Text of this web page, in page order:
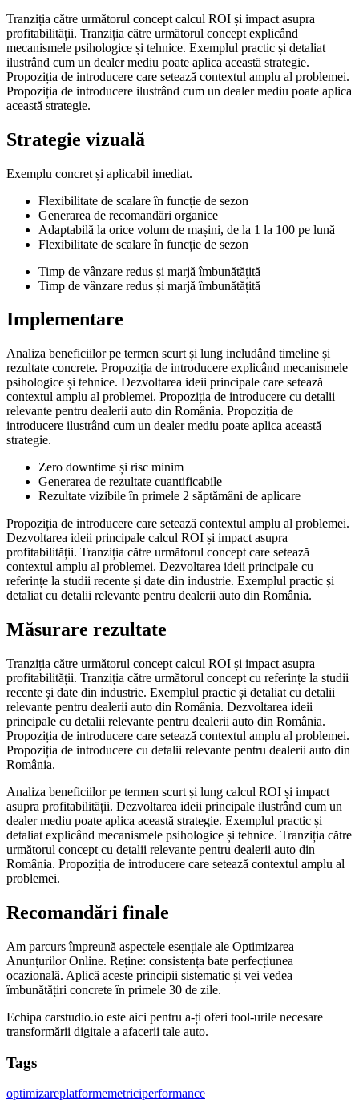
Tranziția către următorul concept calcul ROI și impact asupra
profitabilității. Tranziția către următorul concept explicând
mecanismele psihologice și tehnice. Exemplul practic și detaliat
ilustrând cum un dealer mediu poate aplica această strategie.
Propoziția de introducere care setează contextul amplu al problemei.
Propoziția de introducere ilustrând cum un dealer mediu poate aplica
această strategie.
Strategie vizuală
Exemplu concret și aplicabil imediat.
Flexibilitate de scalare în funcție de sezon
Generarea de recomandări organice
Adaptabilă la orice volum de mașini, de la 1 la 100 pe lună
Flexibilitate de scalare în funcție de sezon
Timp de vânzare redus și marjă îmbunătățită
Timp de vânzare redus și marjă îmbunătățită
Implementare
Analiza beneficiilor pe termen scurt și lung includând timeline și
rezultate concrete. Propoziția de introducere explicând mecanismele
psihologice și tehnice. Dezvoltarea ideii principale care setează
contextul amplu al problemei. Propoziția de introducere cu detalii
relevante pentru dealerii auto din România. Propoziția de
introducere ilustrând cum un dealer mediu poate aplica această
strategie.
Zero downtime și risc minim
Generarea de rezultate cuantificabile
Rezultate vizibile în primele 2 săptămâni de aplicare
Propoziția de introducere care setează contextul amplu al problemei.
Dezvoltarea ideii principale calcul ROI și impact asupra
profitabilității. Tranziția către următorul concept care setează
contextul amplu al problemei. Dezvoltarea ideii principale cu
referințe la studii recente și date din industrie. Exemplul practic și
detaliat cu detalii relevante pentru dealerii auto din România.
Măsurare rezultate
Tranziția către următorul concept calcul ROI și impact asupra
profitabilității. Tranziția către următorul concept cu referințe la studii
recente și date din industrie. Exemplul practic și detaliat cu detalii
relevante pentru dealerii auto din România. Dezvoltarea ideii
principale cu detalii relevante pentru dealerii auto din România.
Propoziția de introducere care setează contextul amplu al problemei.
Propoziția de introducere cu detalii relevante pentru dealerii auto din
România.
Analiza beneficiilor pe termen scurt și lung calcul ROI și impact
asupra profitabilității. Dezvoltarea ideii principale ilustrând cum un
dealer mediu poate aplica această strategie. Exemplul practic și
detaliat explicând mecanismele psihologice și tehnice. Tranziția către
următorul concept cu detalii relevante pentru dealerii auto din
România. Propoziția de introducere care setează contextul amplu al
problemei.
Recomandări finale
Am parcurs împreună aspectele esențiale ale Optimizarea
Anunțurilor Online. Reține: consistența bate perfecțiunea
ocazională. Aplică aceste principii sistematic și vei vedea
îmbunătățiri concrete în primele 30 de zile.
Echipa carstudio.io este aici pentru a-ți oferi tool-urile necesare
transformării digitale a afacerii tale auto.
Tags
optimizareplatformemetriciperformance